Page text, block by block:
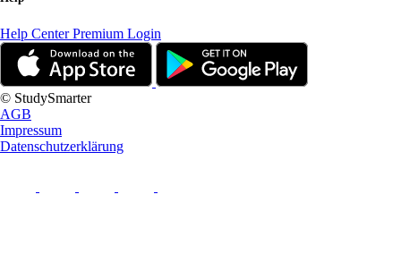
Help CenterPremium Login
© StudySmarter
AGB
Impressum
Datenschutzerklärung